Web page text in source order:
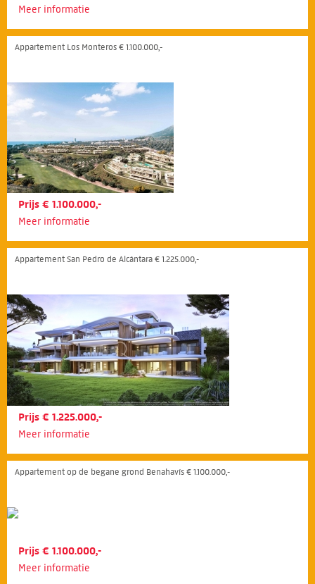
Meer informatie
Appartement Los Monteros € 1.100.000,-
Prijs € 1.100.000,-
Meer informatie
Appartement San Pedro de Alcántara € 1.225.000,-
Prijs € 1.225.000,-
Meer informatie
Appartement op de begane grond Benahavís € 1.100.000,-
Prijs € 1.100.000,-
Meer informatie